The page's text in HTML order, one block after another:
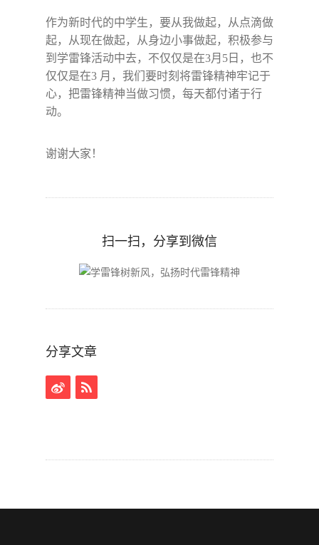
作为新时代的中学生，要从我做起，从点滴做
起，从现在做起，从身边小事做起，积极参与
到学雷锋活动中去，不仅仅是在3月 5 日，也不
仅仅是在3 月，我们要时刻将雷锋精神牢记于
心，把雷锋精神当做习惯，每天都付诸于行
动。
谢谢大家！
扫一扫，分享到微信
分享文章